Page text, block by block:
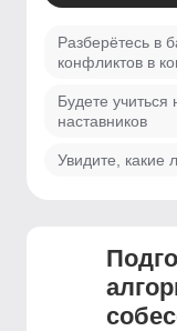
Разберётесь в
конфликтов в
Будете учиться
наставников
Увидите, какие